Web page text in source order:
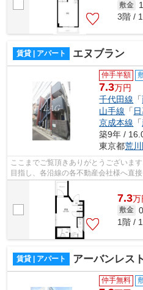
敷金
3階 /
賃貸 | アパート エヌブラン
仲手半額
7.3万円
千代田線 「
山手線 「
京成本線 「
築9年 /
東京都荒
ここまでご覧頂きありがとうございま
目指し、各沿線の各不動産会社様へ直
様へ提供しております！最新の情報は...
7.3万
敷金
1階 /
賃貸 | アパート アーバンレスト
仲手無料